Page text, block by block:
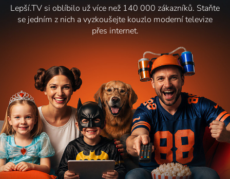
Lepší.TV si oblíbilo už více než 140 000 zákazníků. Staňte
se jedním z nich a vyzkoušejte kouzlo moderní televize
přes internet.